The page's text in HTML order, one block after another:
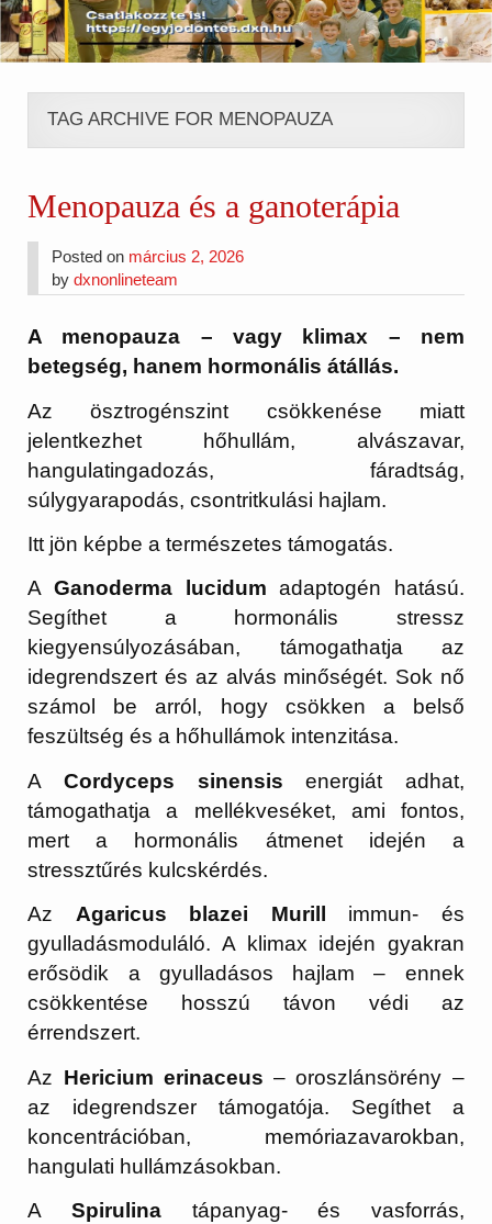
TAG ARCHIVE FOR MENOPAUZA
Menopauza és a ganoterápia
Posted on március 2, 2026
bydxnonlineteam
A menopauza – vagy klimax – nem
betegség, hanem hormonális átállás.
Az ösztrogénszint csökkenése miatt
jelentkezhet hőhullám, alvászavar,
hangulatingadozás, fáradtság,
súlygyarapodás, csontritkulási hajlam.
Itt jön képbe a természetes támogatás.
A Ganoderma lucidum adaptogén hatású.
Segíthet a hormonális stressz
kiegyensúlyozásában, támogathatja az
idegrendszert és az alvás minőségét. Sok nő
számol be arról, hogy csökken a belső
feszültség és a hőhullámok intenzitása.
A Cordyceps sinensis energiát adhat,
támogathatja a mellékveséket, ami fontos,
mert a hormonális átmenet idején a
stressztűrés kulcskérdés.
Az Agaricus blazei Murill
immun- és
gyulladásmoduláló. A klimax idején gyakran
erősödik a gyulladásos hajlam – ennek
csökkentése hosszú távon védi az
érrendszert.
Az Hericium erinaceus – oroszlánsörény –
az idegrendszer támogatója. Segíthet a
koncentrációban, memóriazavarokban,
hangulati hullámzásokban.
A Spirulinatápanyag- és vasforrás,